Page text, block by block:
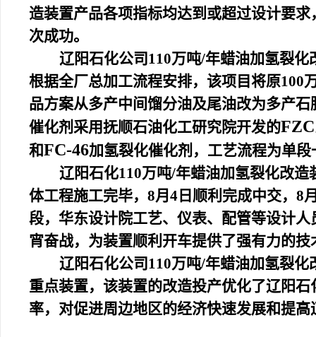
造装置产品各项指标均达到或超过设计要
次成功。
辽阳石化公司110万吨/年蜡油加氢裂
根据全厂总加工流程安排，该项目将原100
品方案从多产中间馏分油及尾油改为多产
催化剂采用抚顺石油化工研究院开发的FZC
和FC-46加氢裂化催化剂，工艺流程为单
辽阳石化110万吨/年蜡油加氢裂化改
体工程施工完毕，8月4日顺利完成中交，8
段，华东设计院工艺、仪表、配管等设计
宵奋战，为装置顺利开车提供了强有力的技
辽阳石化公司110万吨/年蜡油加氢裂化
重点装置，该装置的改造投产优化了辽阳
率，对促进周边地区的经济快速发展和提